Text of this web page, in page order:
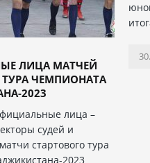
ЛИЦА МАТЧЕЙ
ЧЕМПИОНАТА
2023
лица –
судей и
стартового тура
2023